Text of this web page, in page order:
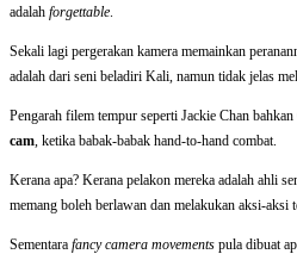
adalah forgettable.
Sekali lagi pergerakan kamera memainkan
adalah dari seni beladiri Kali, namun tidak jelas
Pengarah filem tempur seperti Jackie Chan
cam, ketika babak-babak hand-to-hand combat.
Kerana apa? Kerana pelakon mereka adalah ahli
memang boleh berlawan dan melakukan aksi-aksi
Sementara fancy camera movements pula dibuat